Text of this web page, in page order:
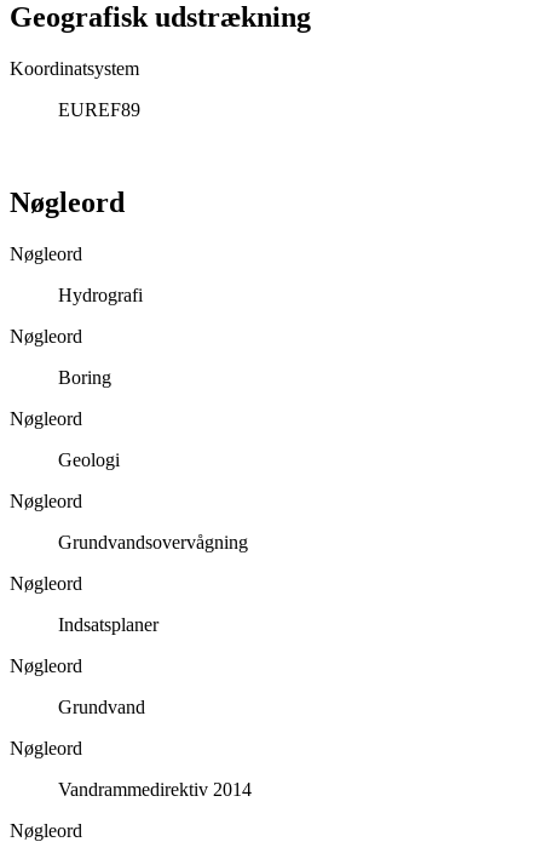
Geografisk udstrækning
Koordinatsystem
EUREF89
Nøgleord
Nøgleord
Hydrografi
Nøgleord
Boring
Nøgleord
Geologi
Nøgleord
Grundvandsovervågning
Nøgleord
Indsatsplaner
Nøgleord
Grundvand
Nøgleord
Vandrammedirektiv 2014
Nøgleord